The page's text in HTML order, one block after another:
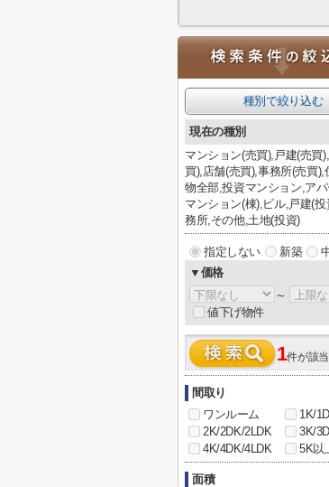
種別で絞り込む
現在の種別
マンション(売買),戸建(売買
買),店舗(売買),事務所(売買),
物全部,投資マンション,アパ
マンション(棟),ビル,戸建(
務所,その他,土地(投資)
指定しない 新築
▼価格
～
値下げ物件
1件が該当
間取り
ワンルーム
1K/
2K/2DK/2LDK
3K/
4K/4DK/4LDK
5K以
面積